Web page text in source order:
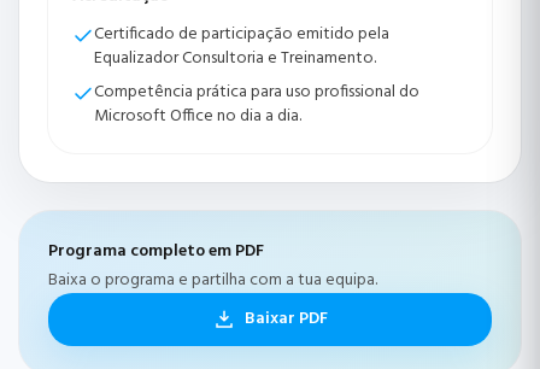
Certificado de participação emitido pela
Equalizador Consultoria e Treinamento.
Competência prática para uso profissional do
Microsoft Office no dia a dia.
Programa completo em PDF
Baixa o programa e partilha com a tua equipa.
Baixar PDF